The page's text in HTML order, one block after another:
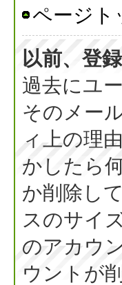
ページト
以前、登
過去にユ
そのメー
ィ上の理
かしたら
か削除し
スのサイ
のアカウ
ウントが